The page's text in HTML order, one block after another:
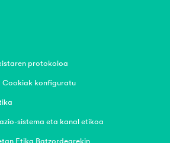
protokoloa
Cookiak konfiguratu
sistema eta kanal etikoa
Etika Batzordearekin